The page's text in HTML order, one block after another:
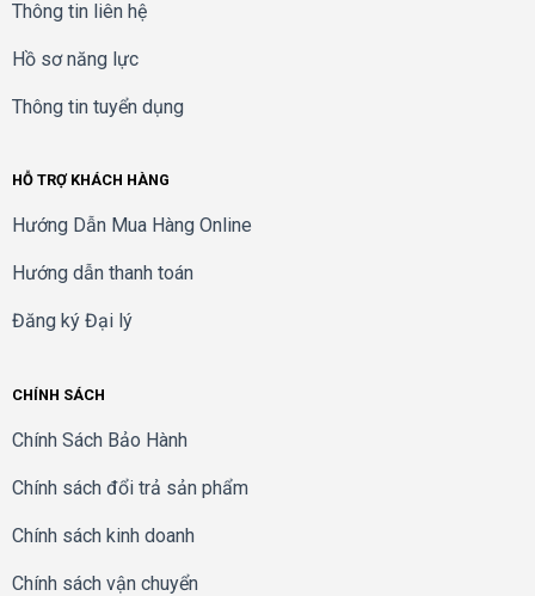
Thông tin liên hệ
Hồ sơ năng lực
Thông tin tuyển dụng
HỖ TRỢ KHÁCH HÀNG
Hướng Dẫn Mua Hàng Online
Hướng dẫn thanh toán
Đăng ký Đại lý
CHÍNH SÁCH
Chính Sách Bảo Hành
Chính sách đổi trả sản phẩm
Chính sách kinh doanh
Chính sách vận chuyển